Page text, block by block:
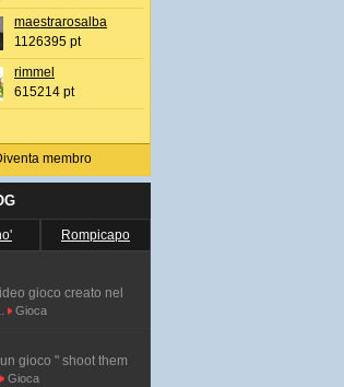
maestrarosalba
1126395 pt
rimmel
615214 pt
membro
Rompicapo
gioco creato nel
Gioca
gioco " shoot them
Gioca